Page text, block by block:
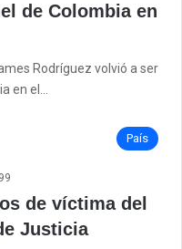
de Colombia en
Rodríguez volvió a ser
en el…
País
99
de víctima del
Justicia